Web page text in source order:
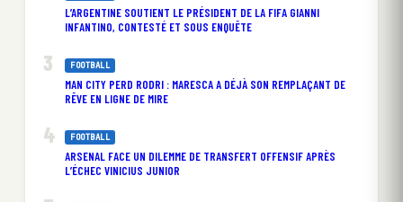
L’ARGENTINE SOUTIENT LE PRÉSIDENT DE LA FIFA GIANNI
INFANTINO, CONTESTÉ ET SOUS ENQUÊTE
FOOTBALL
MAN CITY PERD RODRI : MARESCA A DÉJÀ SON REMPLAÇANT DE
RÊVE EN LIGNE DE MIRE
FOOTBALL
ARSENAL FACE UN DILEMME DE TRANSFERT OFFENSIF APRÈS
L’ÉCHEC VINICIUS JUNIOR